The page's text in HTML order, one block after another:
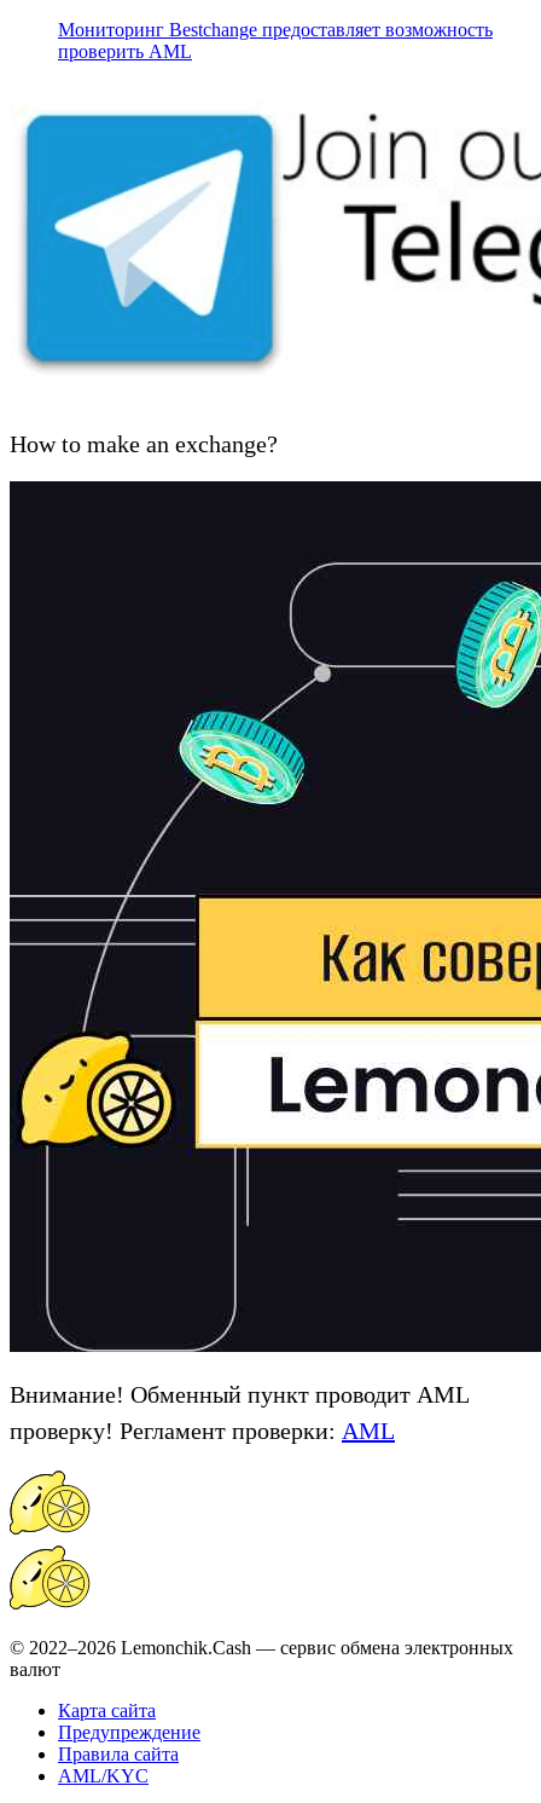
Мониторинг Bestchange предоставляет возможность
проверить AML
How to make an exchange?
Внимание! Обменный пункт проводит AML
проверку! Регламент проверки: AML
© 2022–2026 Lemonchik.Cash — сервис обмена электронных
валют
Карта сайта
Предупреждение
Правила сайта
AML/KYC